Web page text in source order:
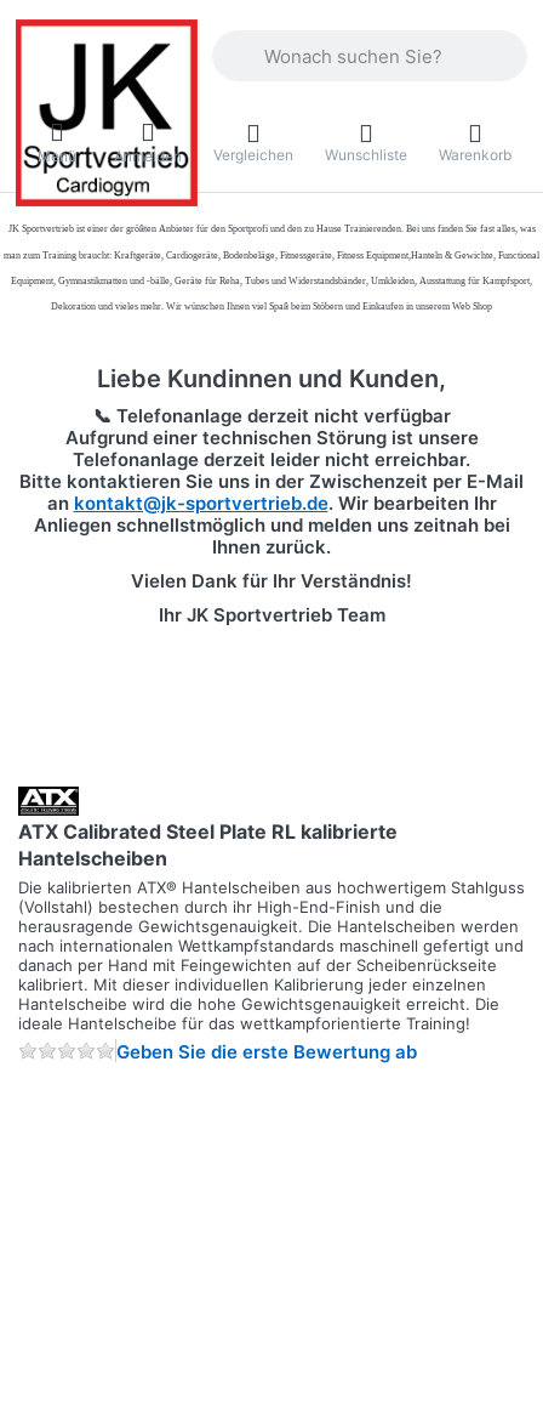
Menü Anmelden Vergleichen Wunschliste Warenkorb
JK Sportvertrieb ist einer der größten Anbieter für den Sportprofi und den zu Hause Trainierenden. Bei uns finden Sie fast alles, was
man zum Training braucht: Kraftgeräte, Cardiogeräte, Bodenbeläge, Fitnessgeräte, Fitness Equipment,Hanteln & Gewichte, Functional
Equipment, Gymnastikmatten und -bälle, Geräte für Reha, Tubes und Widerstandsbänder, Umkleiden, Ausstattung für Kampfsport,
Dekoration und vieles mehr. Wir wünschen Ihnen viel Spaß beim Stöbern und Einkaufen in unserem Web Shop
Liebe Kundinnen und Kunden,
📞 Telefonanlage derzeit nicht verfügbar
Aufgrund einer technischen Störung ist unsere
Telefonanlage derzeit leider nicht erreichbar.
Bitte kontaktieren Sie uns in der Zwischenzeit per E-Mail
an kontakt@jk-sportvertrieb.de. Wir bearbeiten Ihr
Anliegen schnellstmöglich und melden uns zeitnah bei
Ihnen zurück.
Vielen Dank für Ihr Verständnis!
Ihr JK Sportvertrieb Team
ATX Calibrated Steel Plate RL kalibrierte
Hantelscheiben
Die kalibrierten ATX® Hantelscheiben aus hochwertigem Stahlguss
(Vollstahl) bestechen durch ihr High-End-Finish und die
herausragende Gewichtsgenauigkeit. Die Hantelscheiben werden
nach internationalen Wettkampfstandards maschinell gefertigt und
danach per Hand mit Feingewichten auf der Scheibenrückseite
kalibriert. Mit dieser individuellen Kalibrierung jeder einzelnen
Hantelscheibe wird die hohe Gewichtsgenauigkeit erreicht. Die
ideale Hantelscheibe für das wettkampforientierte Training!
Geben Sie die erste Bewertung ab